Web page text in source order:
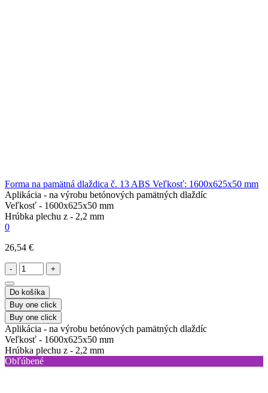
Forma na pamätná dlaždica č. 13 ABS Veľkosť: 1600х625х50 mm
Aplikácia - na výrobu betónových pamätných dlaždíc
Veľkosť - 1600х625х50 mm
Hrúbka plechu z - 2,2 mm
0
26,54 €
- +
Do košíka
Buy one click
Buy one click
Aplikácia - na výrobu betónových pamätných dlaždíc
Veľkosť - 1600х625х50 mm
Hrúbka plechu z - 2,2 mm
Obľúbené